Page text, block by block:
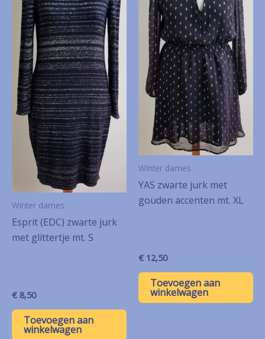
Winter dames
Esprit (EDC) zwarte jurk
met glittertje mt. S
€ 8,50
Toevoegen aan
winkelwagen
Winter dames
YAS zwarte jurk met
gouden accenten mt. XL
€ 12,50
Toevoegen aan
winkelwagen